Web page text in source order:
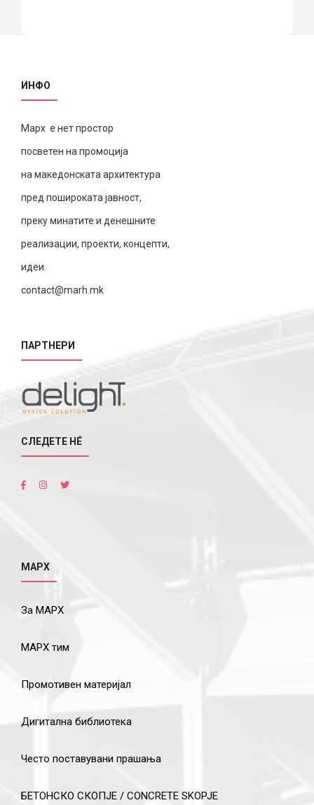
ИНФО
Марх е нет простор
посветен на промоција
на македонската архитектура
пред пошироката јавност,
преку минатите и денешните
реализации, проекти, концепти,
идеи.
contact@marh.mk
ПАРТНЕРИ
СЛЕДЕТЕ НÉ
МАРХ
За МАРХ
МАРХ тим
Промотивен материјал
Дигитална библиотека
Често поставувани прашања
БЕТОНСКО СКОПЈЕ / CONCRETE SKOPJE